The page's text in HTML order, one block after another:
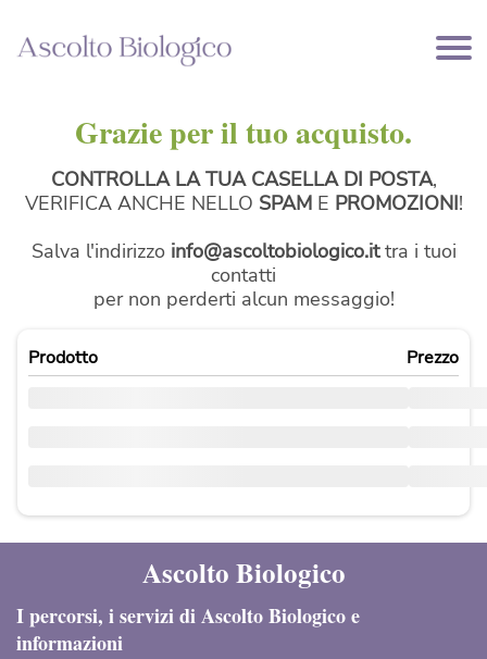
Grazie per il tuo acquisto.
CONTROLLA LA TUA CASELLA DI POSTA,
VERIFICA ANCHE NELLO SPAME PROMOZIONI!
Salva l'indirizzo info@ascoltobiologico.ittra i tuoi
contatti
per non perderti alcun messaggio!
Prodotto Prezzo
Ascolto Biologico
I percorsi, i servizi di Ascolto Biologico e
informazioni